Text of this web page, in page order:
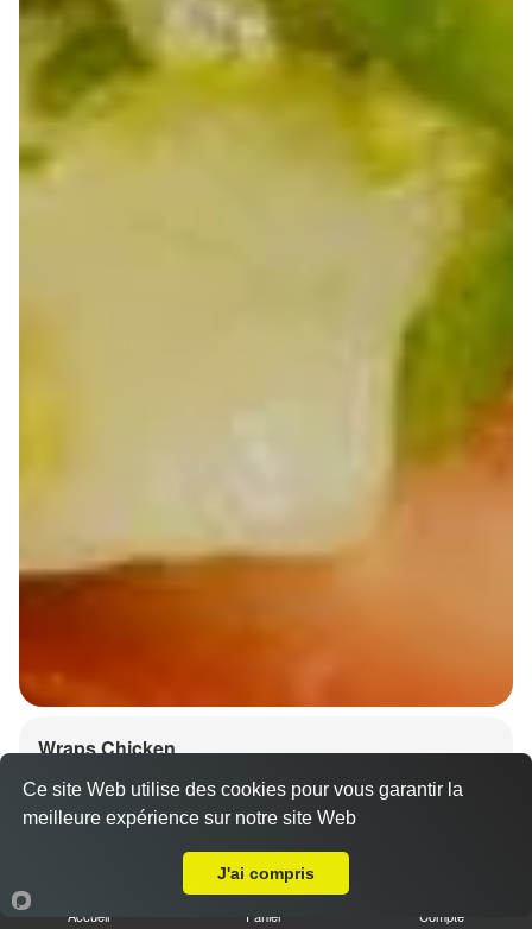
Wraps Chicken
8.50 €
Accueil Panier Compte
Ce site Web utilise des cookies pour vous garantir la
meilleure expérience sur notre site Web
J'ai compris